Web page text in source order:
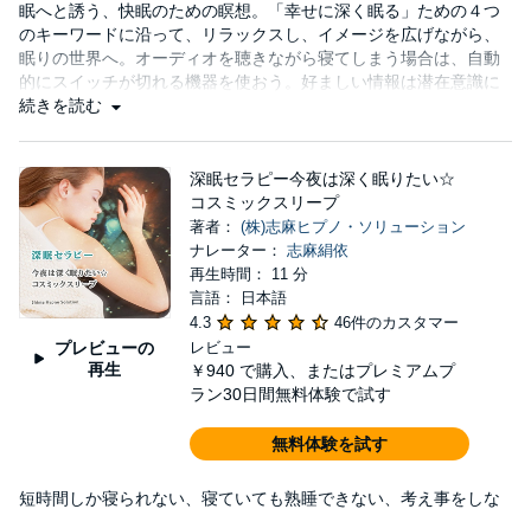
眠へと誘う、快眠のための瞑想。「幸せに深く眠る」ための４つ
のキーワードに沿って、リラックスし、イメージを広げながら、
眠りの世界へ。オーディオを聴きながら寝てしまう場合は、自動
的にスイッチが切れる機器を使おう。好ましい情報は潜在意識に
届き、翌朝の目覚めも爽快に。
続きを読む
プレビューの
再生
深眠セラピー今夜は深く眠りたい☆
コスミックスリープ
著者： (株)志麻ヒプノ・ソリューション
ナレーター： 志麻絹依
再生時間： 11 分
言語： 日本語
4.3
46件のカスタマー
レビュー
￥940 で購入、またはプレミアムプ
ラン30日間無料体験で試す
無料体験を試す
短時間しか寝られない、寝ていても熟睡できない、考え事をしな